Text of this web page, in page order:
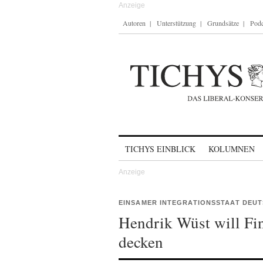
Autoren Unterstützung Grundsätze
TICHYS EINBLICK KOLUMNEN
EINSAMER INTEGRATIONSSTAAT
Hendrik Wüst will
decken